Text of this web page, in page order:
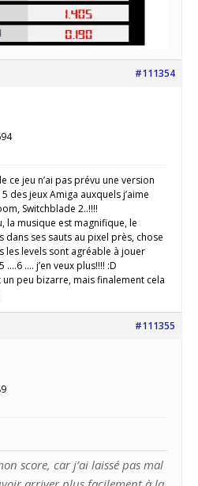
#111354
ce jeu n’ai pas prévu une version
des jeux Amiga auxquels j’aime
Switchblade 2..!!!!
la musique est magnifique, le
ses sauts au pixel près, chose
les levels sont agréable à jouer
…. j’en veux plus!!!! :D
un peu bizarre, mais finalement cela
#111355
score, car j’ai laissé pas mal